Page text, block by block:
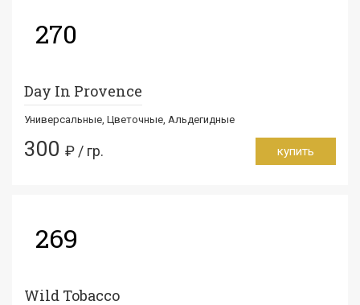
270
Day In Provence
Универсальные, Цветочные, Альдегидные
300 ₽ / гр. купить
269
Wild Tobacco